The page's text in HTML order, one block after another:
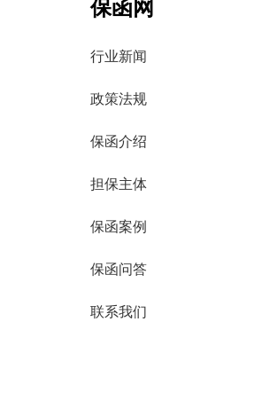
保函网
行业新闻
政策法规
保函介绍
担保主体
保函案例
保函问答
联系我们